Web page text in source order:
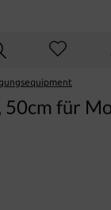
50cm für